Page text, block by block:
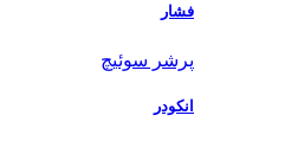
فشار
پرشر سوئیچ
انکودر